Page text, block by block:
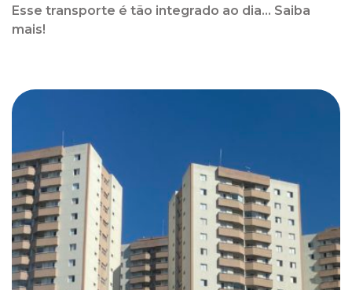
Esse transporte é tão integrado ao dia... Saiba
mais!